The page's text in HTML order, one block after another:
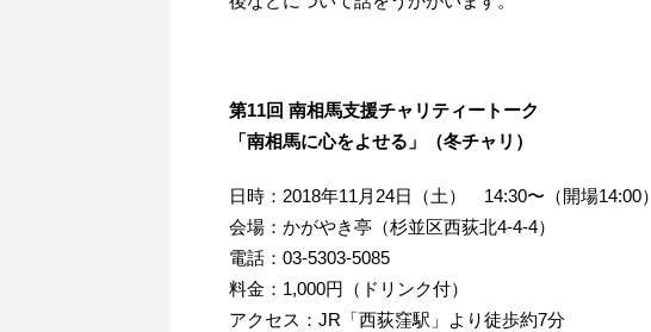
第11回 南相馬支援チャリティートーク
「南相馬に心をよせる」（冬チャリ）
日時：2018年11月24日（土） 14:30〜（開場14:00）
会場：かがやき亭（杉並区西荻北4-4-4）
電話：03-5303-5085
料金：1,000円（ドリンク付）
アクセス：JR「西荻窪駅」より徒歩約7分